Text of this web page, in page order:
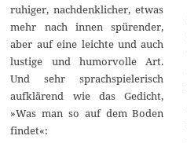
ruhiger, nachdenklicher, etwas
mehr nach innen spürender,
aber auf eine leichte und auch
lustige und humorvolle Art.
Und sehr sprachspielerisch
aufklärend wie das Gedicht,
»Was man so auf dem Boden
findet«: